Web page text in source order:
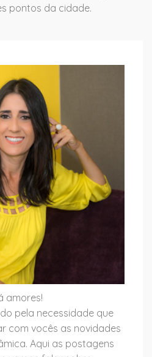
pontos da cidade.
amores!
pela necessidade que
com vocês as novidades
Aqui as postagens